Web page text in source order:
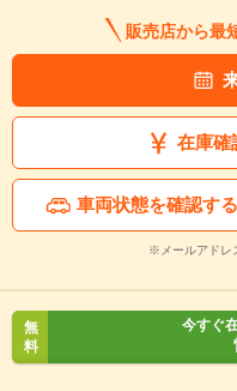
販売店から最
在庫確
車両状態を確認する
※メールアドレ
無
料
今すぐ